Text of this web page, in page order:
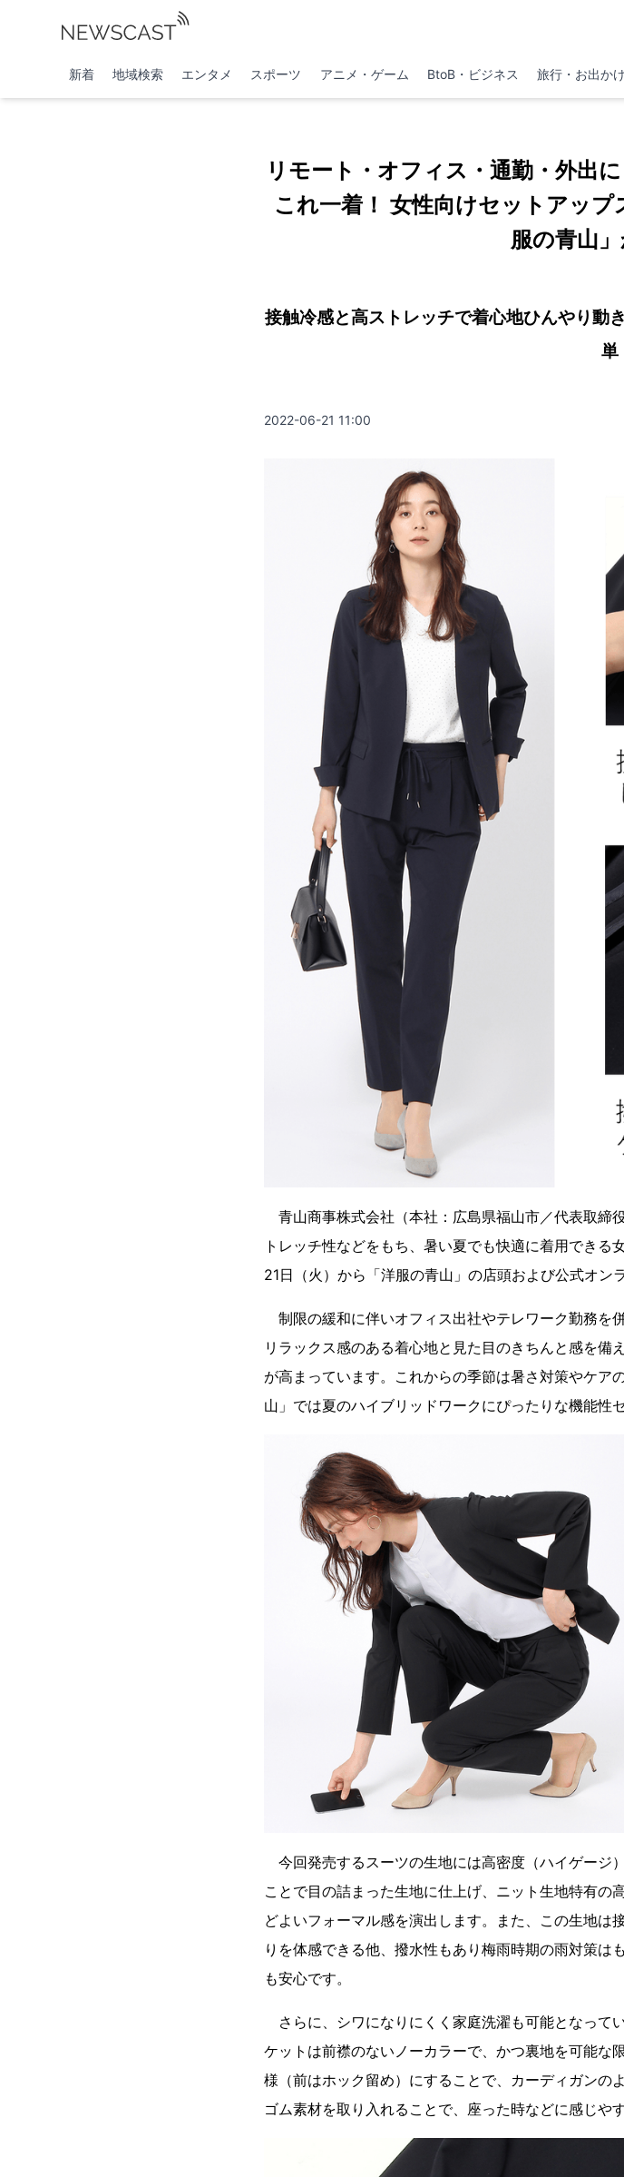
新着 地域検索 エンタメ スポーツ アニメ・ゲーム BtoB・ビジネス 旅行・お出かけ
リモート・オフィス・通勤・外出
これ一着！ 女性向けセットアッ
服の青山
接触冷感と高ストレッチで着心地ひんやり動
単
2022-06-21 11:00
青山商事株式会社（本社：広島県福山市／代表取締
トレッチ性などをもち、暑い夏でも快適に着用でき
21日（火）から「洋服の青山」の店頭および公式オン
制限の緩和に伴いオフィス出社やテレワーク勤務を
リラックス感のある着心地と見た目のきちんと感を
が高まっています。これからの季節は暑さ対策やケア
山」では夏のハイブリッドワークにぴったりな機能性
今回発売するスーツの生地には高密度（ハイゲージ
ことで目の詰まった生地に仕上げ、ニット生地特有の
どよいフォーマル感を演出します。また、この生地
りを体感できる他、撥水性もあり梅雨時期の雨対策
も安心です。
さらに、シワになりにくく家庭洗濯も可能となって
ケットは前襟のないノーカラーで、かつ裏地を可能な
様（前はホック留め）にすることで、カーディガンの
ゴム素材を取り入れることで、座った時などに感じや